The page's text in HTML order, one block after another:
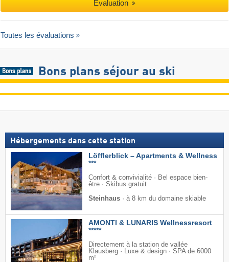
Évaluation
Toutes les évaluations
Bons plans séjour au ski
Hébergements dans cette station
Löfflerblick – Apartments & Wellness
***
Confort & convivialité · Bel espace bien-
être · Skibus gratuit
Steinhaus · à 8 km du domaine skiable
AMONTI & LUNARIS Wellnessresort
*****
Directement à la station de vallée
Klausberg · Luxe & design · SPA de 6000
m²